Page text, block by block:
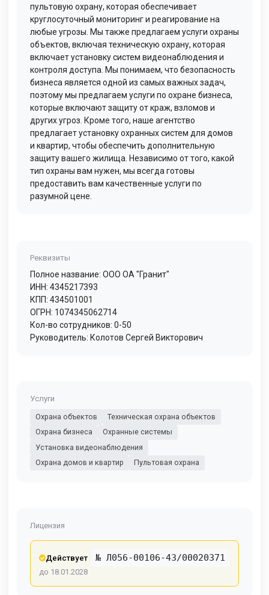
пультовую охрану, которая обеспечивает
круглосуточный мониторинг и реагирование на
любые угрозы. Мы также предлагаем услуги охраны
объектов, включая техническую охрану, которая
включает установку систем видеонаблюдения и
контроля доступа. Мы понимаем, что безопасность
бизнеса является одной из самых важных задач,
поэтому мы предлагаем услуги по охране бизнеса,
которые включают защиту от краж, взломов и
других угроз. Кроме того, наше агентство
предлагает установку охранных систем для домов
и квартир, чтобы обеспечить дополнительную
защиту вашего жилища. Независимо от того, какой
тип охраны вам нужен, мы всегда готовы
предоставить вам качественные услуги по
разумной цене.
Реквизиты
Полное название: ООО ОА "Гранит"
ИНН: 4345217393
КПП: 434501001
ОГРН: 1074345062714
Кол-во сотрудников: 0-50
Руководитель: Колотов Сергей Викторович
Услуги
Охрана объектов
Техническая охрана объектов
Охрана бизнеса
Охранные системы
Установка видеонаблюдения
Охрана домов и квартир
Пультовая охрана
Лицензия
Действует № Л056-00106-43/00020371
до 18.01.2028